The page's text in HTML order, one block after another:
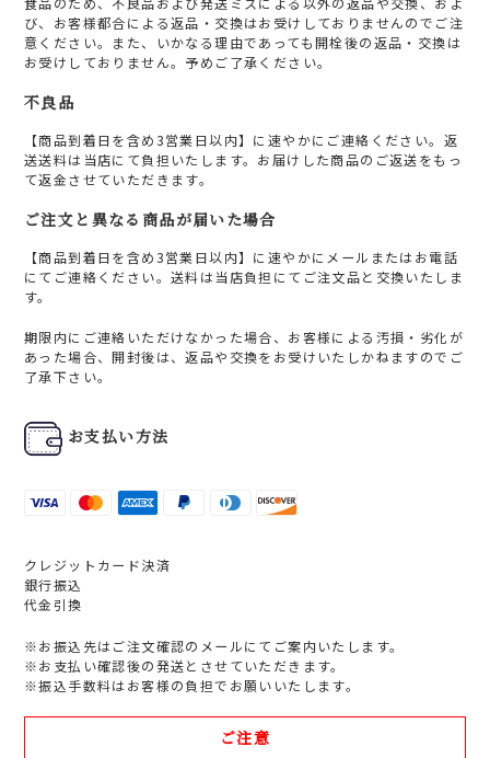
び、お客様都合による返品・交換はお受けしておりませんのでご注
意ください。また、いかなる理由であっても開栓後の返品・交換は
お受けしておりません。予めご了承ください。
不良品
【商品到着日を含め3営業日以内】に速やかにご連絡ください。返
送送料は当店にて負担いたします。お届けした商品のご返送をもっ
て返金させていただきます。
ご注文と異なる商品が届いた場合
【商品到着日を含め3営業日以内】に速やかにメールまたはお電話
にてご連絡ください。送料は当店負担にてご注文品と交換いたしま
す。
期限内にご連絡いただけなかった場合、お客様による汚損・劣化が
あった場合、開封後は、返品や交換をお受けいたしかねますのでご
了承下さい。
お支払い方法
クレジットカード決済
銀行振込
代金引換
※お振込先はご注文確認のメールにてご案内いたします。
※お支払い確認後の発送とさせていただきます。
※振込手数料はお客様の負担でお願いいたします。
ご注意